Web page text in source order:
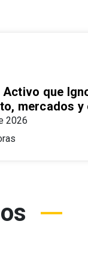
Activo que
mercados y
2026